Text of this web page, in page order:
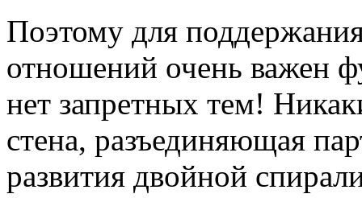
Поэтому для
отношений очень важен
нет запретных тем!
стена, разъединяющая
развития двойной